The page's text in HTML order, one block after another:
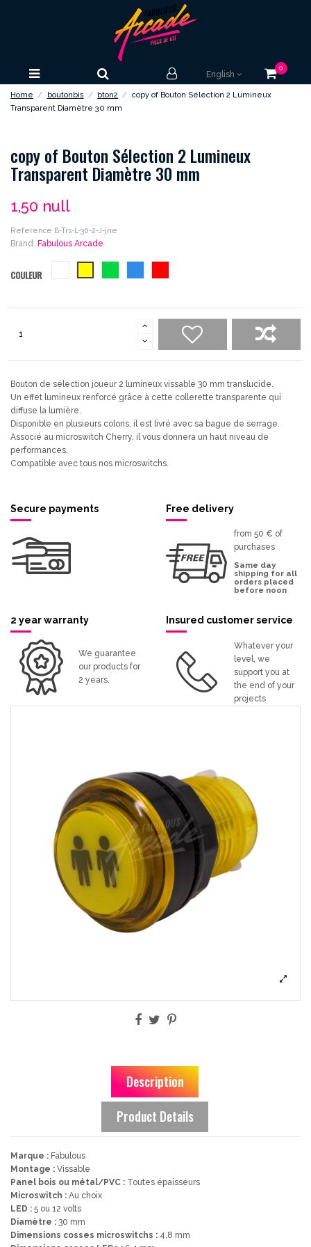
English
0
Home boutonbis bton2
copy of Bouton Sélection 2 Lumineux
Transparent Diamètre 30 mm
copy of Bouton Sélection 2 Lumineux
Transparent Diamètre 30 mm
1,50 null
Reference B-Trs-L-30-2-J-jne
Brand: Fabulous Arcade
COULEUR
Bouton de sélection joueur 2 lumineux vissable 30 mm translucide.
Un effet lumineux renforcé grâce à cette collerette transparente qui
diffuse la lumière.
Disponible en plusieurs coloris, il est livré avec sa bague de serrage.
Associé au microswitch Cherry, il vous donnera un haut niveau de
performances.
Compatible avec tous nos microswitchs.
Secure payments Free delivery
from 50 € of
purchases
Same day
shipping for all
orders placed
before noon
2 year warranty
We guarantee
our products for
2 years.
Insured customer service
Whatever your
level, we
support you at
the end of your
projects
Description
Product Details
Marque : Fabulous
Montage : Vissable
Panel bois ou métal/PVC : Toutes épaisseurs
Microswitch : Au choix
LED : 5 ou 12 volts
Diamètre : 30 mm
Dimensions cosses microswitchs : 4,8 mm